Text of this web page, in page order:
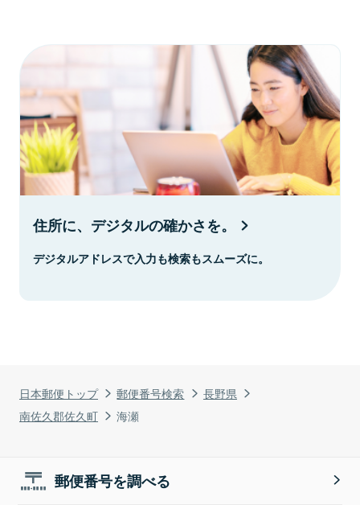
日本郵便トップ 郵便番号検索
長野県
南佐久郡佐久町
海瀬
住所に、デジタルの確かさを。
デジタルアドレスで入力も検索もスムーズに。
郵便番号を調べる